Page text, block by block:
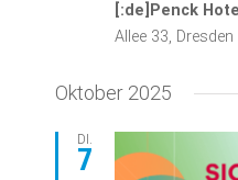
[:de]Penck
Allee 33, Dresden
Oktober 2025
DI.
7